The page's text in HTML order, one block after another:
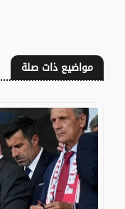
مواضيع ذات صلة